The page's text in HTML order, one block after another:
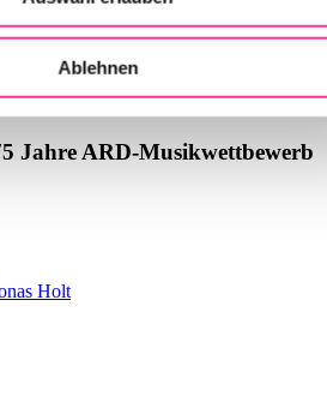
Ablehnen
Jahre ARD-Musikwettbewerb